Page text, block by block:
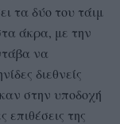
τα δύο του τάιμ
άκρα, με την
να
διεθνείς
στην υποδοχή
της